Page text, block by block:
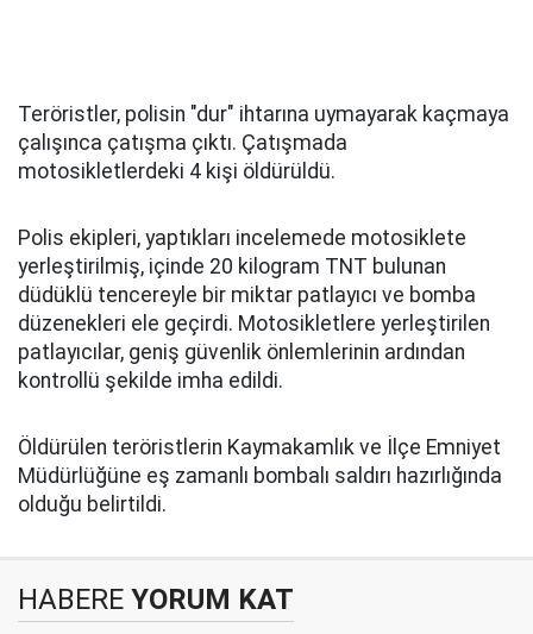
Teröristler, polisin "dur" ihtarına uymayarak kaçmaya
çalışınca çatışma çıktı. Çatışmada
motosikletlerdeki 4 kişi öldürüldü.
Polis ekipleri, yaptıkları incelemede motosiklete
yerleştirilmiş, içinde 20 kilogram TNT bulunan
düdüklü tencereyle bir miktar patlayıcı ve bomba
düzenekleri ele geçirdi. Motosikletlere yerleştirilen
patlayıcılar, geniş güvenlik önlemlerinin ardından
kontrollü şekilde imha edildi.
Öldürülen teröristlerin Kaymakamlık ve İlçe Emniyet
Müdürlüğüne eş zamanlı bombalı saldırı hazırlığında
olduğu belirtildi.
HABERE YORUM KAT